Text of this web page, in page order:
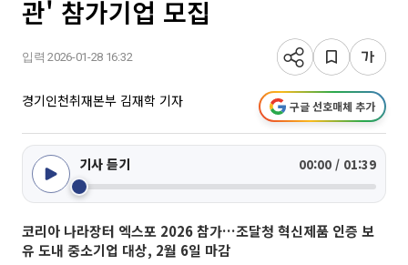
관' 참가기업 모집
입력 2026-01-28 16:32
경기인천취재본부 김재학 기자 구글 선호매체 추가
기사 듣기 00:00 / 01:39
코리아 나라장터 엑스포 2026 참가…조달청 혁신제품 인증 보
유 도내 중소기업 대상, 2월 6일 마감